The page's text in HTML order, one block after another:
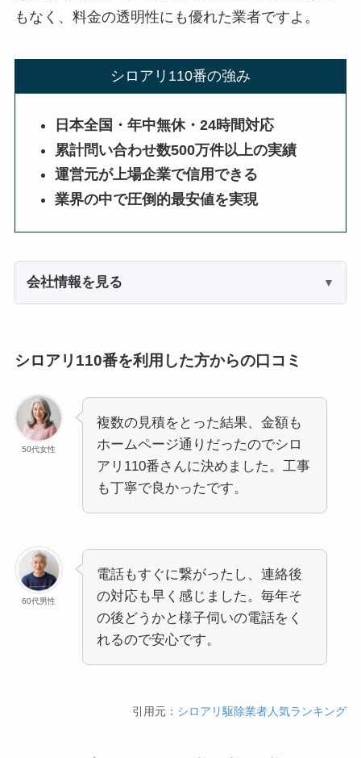
もなく、料金の透明性にも優れた業者ですよ。
シロアリ110番の強み
日本全国・年中無休・24時間対応
累計問い合わせ数500万件以上の実績
運営元が上場企業で信用できる
業界の中で圧倒的最安値を実現
会社情報を見る
シロアリ110番を利用した方からの口コミ
50代女性
複数の見積をとった結果、金額も
ホームページ通りだったのでシロ
アリ110番さんに決めました。工事
も丁寧で良かったです。
60代男性
電話もすぐに繋がったし、連絡後
の対応も早く感じました。毎年そ
の後どうかと様子伺いの電話をく
れるので安心です。
引用元： シロアリ駆除業者人気ランキング